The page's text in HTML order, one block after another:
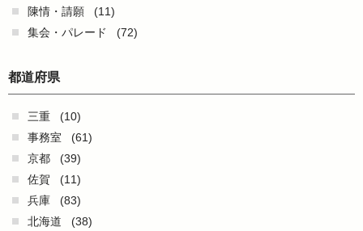
陳情・請願
(11)
集会・パレード
(72)
都道府県
三重
(10)
事務室
(61)
京都
(39)
佐賀
(11)
兵庫
(83)
北海道
(38)